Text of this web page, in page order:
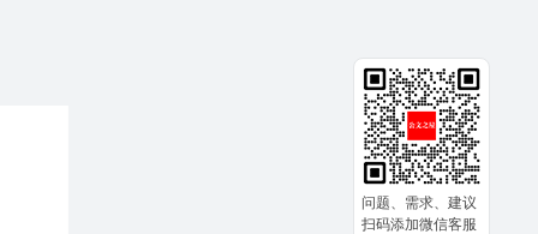
问题、需求、建议
扫码添加微信客服